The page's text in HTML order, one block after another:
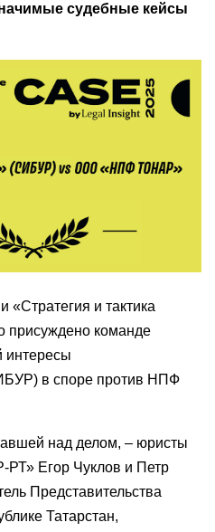
судебные кейсы
и тактика
присуждено команде
интересы
в споре против НПФ
над делом, – юристы
РТ» Егор Чуклов и Петр
Представительства
Татарстан,